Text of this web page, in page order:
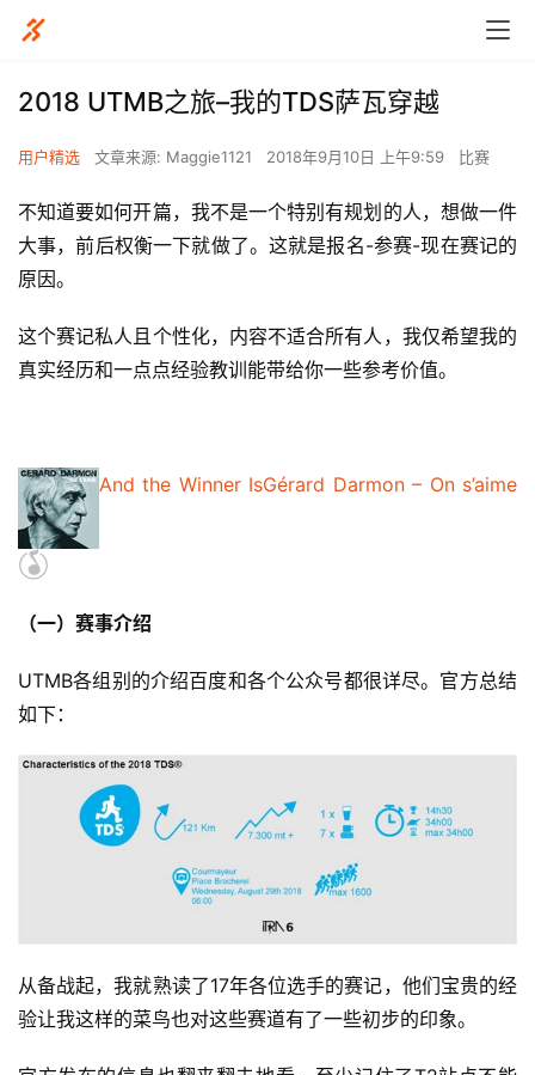
2018 UTMB之旅–我的TDS萨瓦穿越
用户精选 文章来源: Maggie1121 2018年9月10日 上午9:59 比赛
不知道要如何开篇，我不是一个特别有规划的人，想做一件
大事，前后权衡一下就做了。这就是报名-参赛-现在赛记的
原因。
这个赛记私人且个性化，内容不适合所有人，我仅希望我的
真实经历和一点点经验教训能带给你一些参考价值。
And the Winner IsGérard Darmon – On s’aime
（一）赛事介绍
UTMB各组别的介绍百度和各个公众号都很详尽。官方总结
如下：
从备战起，我就熟读了17年各位选手的赛记，他们宝贵的经
验让我这样的菜鸟也对这些赛道有了一些初步的印象。